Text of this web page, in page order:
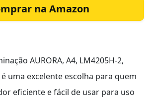
na Amazon
AURORA, A4, LM4205H-2,
uma excelente escolha para quem
eficiente e fácil de usar para uso